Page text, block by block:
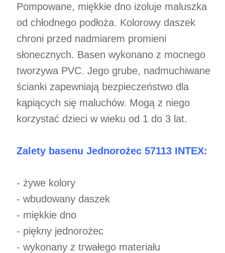
Pompowane, miękkie dno izoluje maluszka
od chłodnego podłoża. Kolorowy daszek
chroni przed nadmiarem promieni
słonecznych. Basen wykonano z mocnego
tworzywa PVC. Jego grube, nadmuchiwane
ścianki zapewniają bezpieczeństwo dla
kąpiących się maluchów. Mogą z niego
korzystać dzieci w wieku od 1 do 3 lat.
Zalety basenu Jednorożec 57113 INTEX:
- żywe kolory
- wbudowany daszek
- miękkie dno
- piękny jednorożec
- wykonany z trwałego materiału